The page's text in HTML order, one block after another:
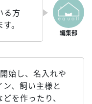
る方
。
始し、名入れや
、飼い主様と
を作ったり、